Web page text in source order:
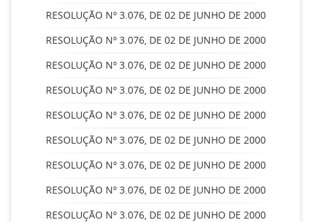
RESOLUÇÃO Nº 3.076, DE 02 DE JUNHO DE 2000
RESOLUÇÃO Nº 3.076, DE 02 DE JUNHO DE 2000
RESOLUÇÃO Nº 3.076, DE 02 DE JUNHO DE 2000
RESOLUÇÃO Nº 3.076, DE 02 DE JUNHO DE 2000
RESOLUÇÃO Nº 3.076, DE 02 DE JUNHO DE 2000
RESOLUÇÃO Nº 3.076, DE 02 DE JUNHO DE 2000
RESOLUÇÃO Nº 3.076, DE 02 DE JUNHO DE 2000
RESOLUÇÃO Nº 3.076, DE 02 DE JUNHO DE 2000
RESOLUÇÃO Nº 3.076, DE 02 DE JUNHO DE 2000